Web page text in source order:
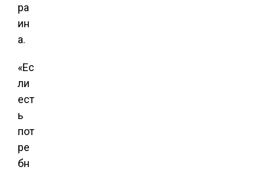
ра
ин
а.
«Ес
ли
ест
ь
пот
ре
бн